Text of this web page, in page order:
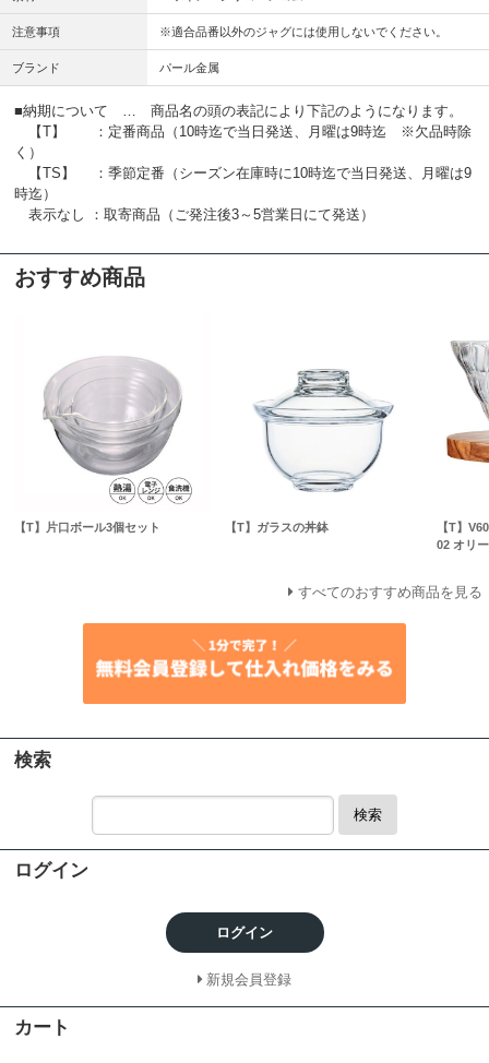
注意事項 ※適合品番以外のジャグには使用しないでください。
ブランド パール金属
■納期について … 商品名の頭の表記により下記のようになります。
【T】 ：定番商品（10時迄で当日発送、月曜は9時迄 ※欠品時除
く）
【TS】 ：季節定番（シーズン在庫時に10時迄で当日発送、月曜は9
時迄）
表示なし ：取寄商品（ご発注後3～5営業日にて発送）
おすすめ商品
【T】片口ボール3個セット 【T】ガラスの丼鉢
【T】
02 オリ
すべてのおすすめ商品を見る
検索
検索
ログイン
ログイン
新規会員登録
カート